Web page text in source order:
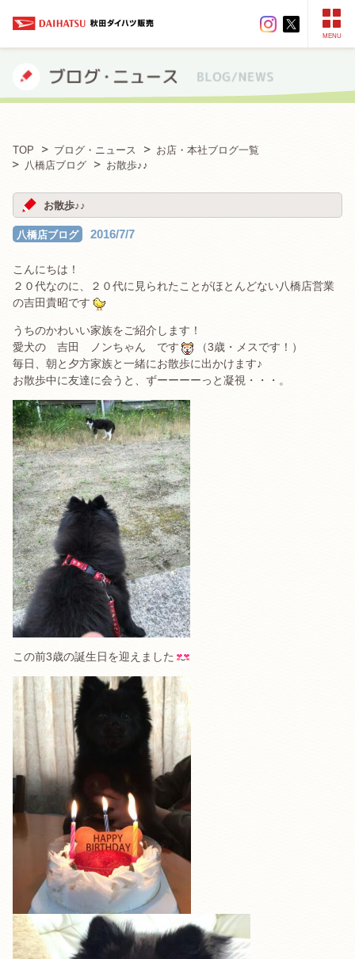
MENU
TOP ブログ・ニュース
お店・本社ブログ一覧
八橋店ブログ
お散歩♪♪
お散歩♪♪
八橋店ブログ 2016/7/7
こんにちは！
２０代なのに、２０代に見られたことがほとんどない八橋店営業
の吉田貴昭です
うちのかわいい家族をご紹介します！
愛犬の 吉田 ノンちゃん です
（3歳・メスです！）
毎日、朝と夕方家族と一緒にお散歩に出かけます♪
お散歩中に友達に会うと、ずーーーーっと凝視・・・。
この前3歳の誕生日を迎えました